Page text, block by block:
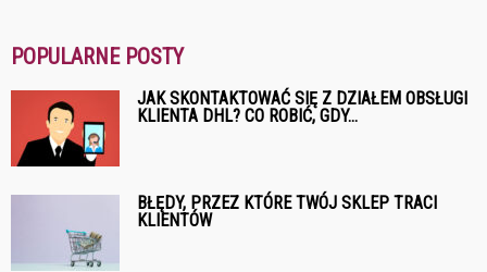
POPULARNE POSTY
JAK SKONTAKTOWAĆ SIĘ Z DZIAŁEM OBSŁUGI
KLIENTA DHL? CO ROBIĆ, GDY...
BŁĘDY, PRZEZ KTÓRE TWÓJ SKLEP TRACI
KLIENTÓW